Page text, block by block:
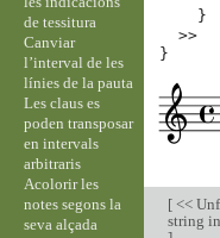
}
>>
}
[<<
string
de tessitura
Canviar
l’interval de les
línies de la pauta
Les claus es
poden transposar
en intervals
arbitraris
Acolorir les
notes segons la
seva alçada